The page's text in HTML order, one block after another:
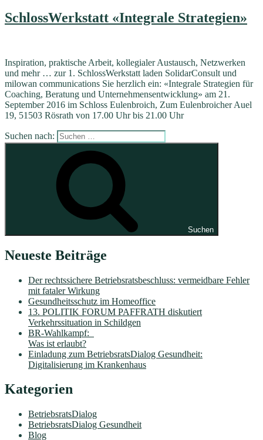
SchlossWerkstatt «Integrale Strategien»
Inspiration, praktische Arbeit, kollegialer Austausch, Netzwerken
und mehr … zur 1. SchlossWerkstatt laden SolidarConsult und
milowan communications Sie herzlich ein: «Integrale Strategien für
Coaching, Beratung und Unternehmensentwicklung» am 21.
September 2016 im Schloss Eulenbroich, Zum Eulenbroicher Auel
19, 51503 Rösrath von 17.00 Uhr bis 21.00 Uhr
Suchen nach:
Suchen
Neueste Beiträge
Der rechtssichere Betriebsratsbeschluss: vermeidbare Fehler
mit fataler Wirkung
Gesundheitsschutz im Homeoffice
13. POLITIK FORUM PAFFRATH diskutiert
Verkehrssituation in Schildgen
BR-Wahlkampf:
Was ist erlaubt?
Einladung zum BetriebsratsDialog Gesundheit:
Digitalisierung im Krankenhaus
Kategorien
BetriebsratsDialog
BetriebsratsDialog Gesundheit
Blog